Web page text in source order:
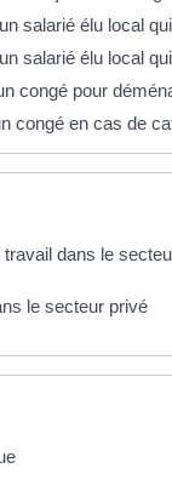
salarié élu local
salarié élu local
congé pour
congé en cas de
dans le
le secteur privé